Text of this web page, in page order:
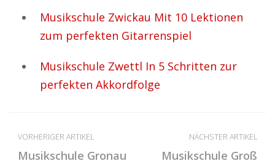
Musikschule Zwickau Mit 10 Lektionen
zum perfekten Gitarrenspiel
Musikschule Zwettl In 5 Schritten zur
perfekten Akkordfolge
VORHERIGER ARTIKEL
Musikschule Gronau
NÄCHSTER ARTIKEL
Musikschule Groß